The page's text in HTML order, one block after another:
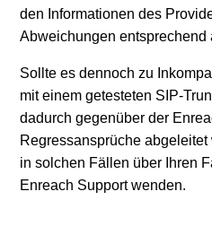
den Informationen des
Abweichungen entsprechend
Sollte es dennoch zu
mit einem getesteten SIP-
dadurch gegenüber der
Regressansprüche
in solchen Fällen über Ihren
Enreach Support wenden.